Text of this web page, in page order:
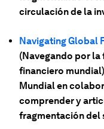
circulación de la
Navigating Global
(Navegando por
financiero
Mundial en
comprender y
fragmentación del